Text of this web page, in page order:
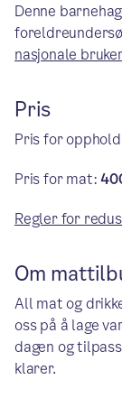
Denne
nasjonale
Pris
Pris for
Pris for mat:
Regler for
Om
All mat og
oss på å lage
dagen og
klarer.